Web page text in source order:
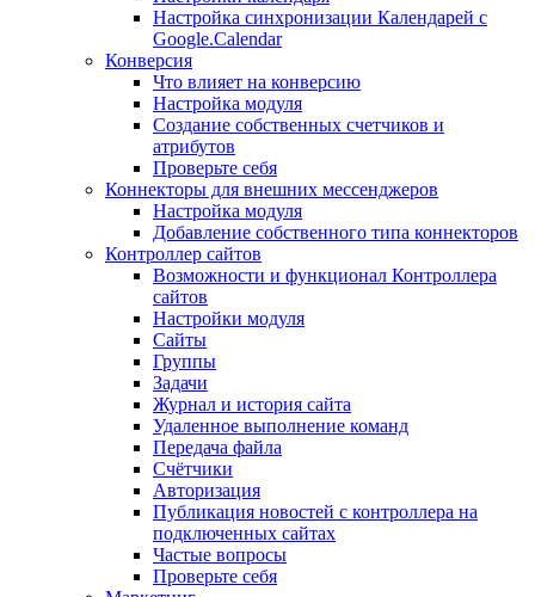
Настройка синхронизации Календарей с
Google.Calendar
Конверсия
Что влияет на конверсию
Настройка модуля
Создание собственных счетчиков и
атрибутов
Проверьте себя
Коннекторы для внешних мессенджеров
Настройка модуля
Добавление собственного типа коннекторов
Контроллер сайтов
Возможности и функционал Контроллера
сайтов
Настройки модуля
Сайты
Группы
Задачи
Журнал и история сайта
Удаленное выполнение команд
Передача файла
Счётчики
Авторизация
Публикация новостей с контроллера на
подключенных сайтах
Частые вопросы
Проверьте себя